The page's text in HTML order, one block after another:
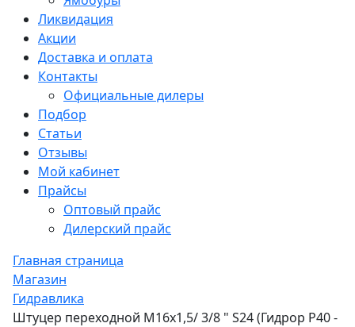
Ликвидация
Акции
Доставка и оплата
Контакты
Официальные дилеры
Подбор
Статьи
Отзывы
Мой кабинет
Прайсы
Оптовый прайс
Дилерский прайс
Главная страница
Магазин
Гидравлика
Штуцер переходной М16х1,5/ 3/8 " S24 (Гидрор Р40 -